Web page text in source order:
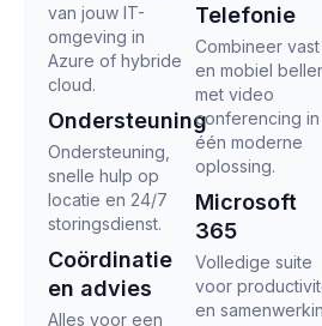
van jouw IT-
omgeving in
Azure of hybride
cloud.
Ondersteuning
Ondersteuning,
snelle hulp op
locatie en 24/7
storingsdienst.
Coördinatie
en advies
Alles voor een
Telefonie
Combineer vast
en mobiel
met video
conferencing in
één moderne
oplossing.
Microsoft
365
Volledige suite
voor
en